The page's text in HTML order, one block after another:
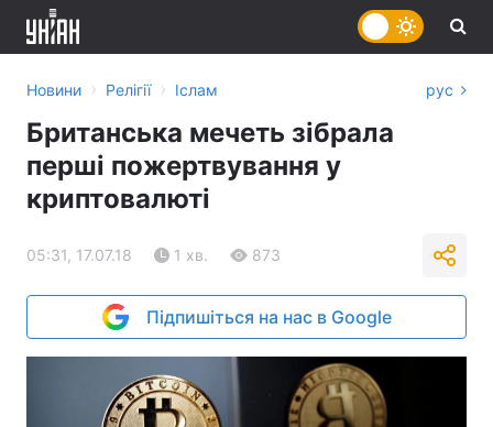
Новини › Релігії › Іслам рус
Британська мечеть зібрала
перші пожертвування у
криптовалюті
05:31, 17.07.18 1 хв. 873
Підпишіться на нас в Google